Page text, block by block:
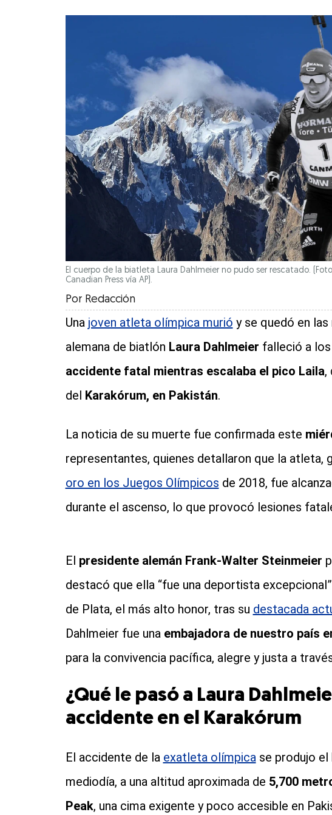
El cuerpo de la biatleta Laura Dahlmeier no pudo ser rescatado.
Canadian Press vía AP).
Por Redacción
Una joven atleta olímpica murió y se quedó en
alemana de biatlón Laura Dahlmeier falleció a los
accidente fatal mientras escalaba el pico Laila,
del Karakórum, en Pakistán.
La noticia de su muerte fue confirmada este
representantes, quienes detallaron que la atleta,
oro en los Juegos Olímpicos de 2018, fue
durante el ascenso, lo que provocó lesiones
El presidente alemán Frank-Walter Steinmeier
destacó que ella “fue una deportista
de Plata, el más alto honor, tras su destacada
Dahlmeier fue una embajadora de nuestro país
para la convivencia pacífica, alegre y justa a
¿Qué le pasó a Laura
accidente en el Karakórum
El accidente de la exatleta olímpicase produjo el
mediodía, a una altitud aproximada de 5,700
Peak, una cima exigente y poco accesible en